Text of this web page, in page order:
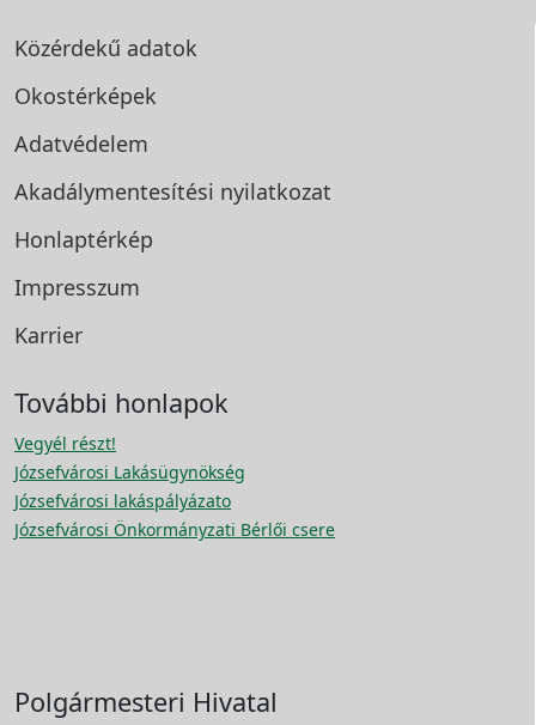
Közérdekű adatok
Okostérképek
Adatvédelem
Akadálymentesítési nyilatkozat
Honlaptérkép
Impresszum
Karrier
További honlapok
Vegyél részt!
Józsefvárosi Lakásügynökség
Józsefvárosi lakáspályázato
Józsefvárosi Önkormányzati Bérlői csere
Polgármesteri Hivatal